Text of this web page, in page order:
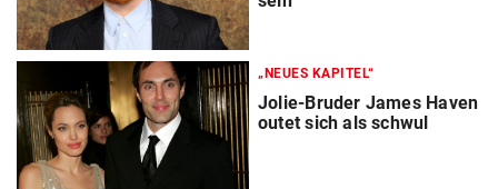
„NEUES KAPITEL“
Jolie-Bruder James Haven
outet sich als schwul